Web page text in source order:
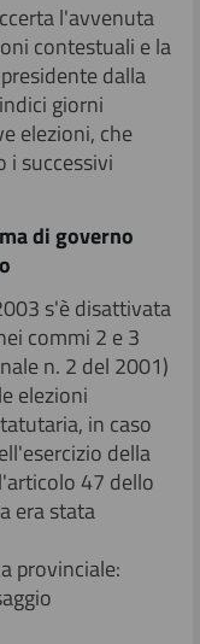
l'avvenuta
contestuali e la
dalla
giorni
elezioni, che
i successivi
di governo
s'è disattivata
commi 2 e 3
n. 2 del 2001)
elezioni
in caso
della
47 dello
era stata
provinciale: